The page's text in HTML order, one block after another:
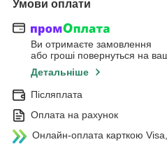
Умови оплати
Ви отримаєте замовлення
або гроші повернуться на
Детальніше
Післяплата
Оплата на рахунок
Онлайн-оплата карткою